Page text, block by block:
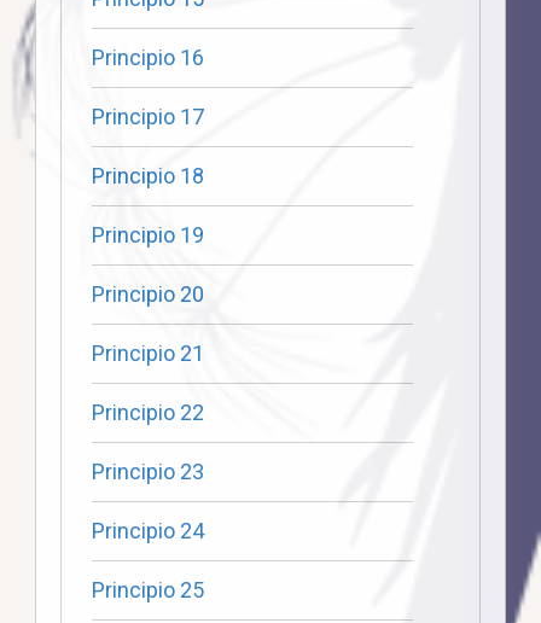
Principio 16
Principio 17
Principio 18
Principio 19
Principio 20
Principio 21
Principio 22
Principio 23
Principio 24
Principio 25